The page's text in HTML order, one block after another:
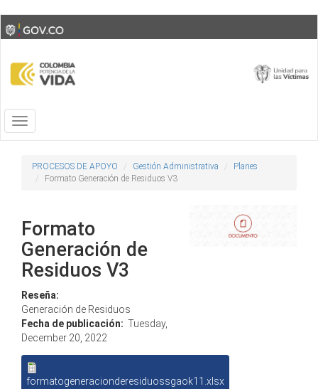
Skip
to
content
Toggle
high
Toggle
navigation
PROCESOS DE APOYO Gestión Administrativa
Planes
Formato Generación de Residuos V3
Formato
Generación de
Residuos V3
Reseña:
Generación de Residuos
Fecha de publicación: Tuesday,
December 20, 2022
formatogeneracionderesiduossgaok11.xlsx